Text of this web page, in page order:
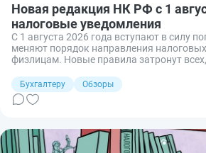
Новая редакция НК РФ с 1
налоговые уведомления
С 1 августа 2026 года вступают в силу
меняют порядок направления
физлицам. Новые правила затронут
доначисленный по уведомлениям.
изменениях Федерального закона №
Бухгалтеру
Обзоры